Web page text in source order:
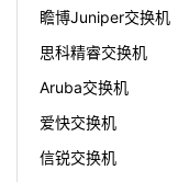
瞻博Juniper交换机
思科精睿交换机
Aruba交换机
爱快交换机
信锐交换机